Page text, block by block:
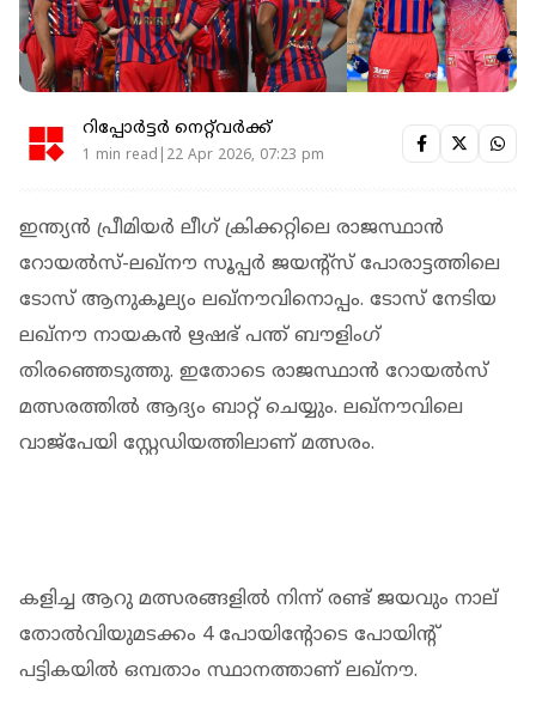
റിപ്പോർട്ടർ നെറ്റ്‌വര്‍ക്ക്‌
1 min read|22 Apr 2026, 07:23 pm
ഇന്ത്യന്‍ പ്രീമിയര്‍ ലീഗ് ക്രിക്കറ്റിലെ രാജസ്ഥാന്‍
റോയല്‍സ്-ലഖ്‌നൗ സൂപ്പര്‍ ജയന്റ്‌സ് പോരാട്ടത്തിലെ
ടോസ് ആനുകൂല്യം ലഖ്‌നൗവിനൊപ്പം. ടോസ് നേടിയ
ലഖ്‌നൗ നായകന്‍ ഋഷഭ് പന്ത് ബൗളിംഗ്
തിരഞ്ഞെടുത്തു. ഇതോടെ രാജസ്ഥാന്‍ റോയല്‍സ്
മത്സരത്തില്‍ ആദ്യം ബാറ്റ് ചെയ്യും. ലഖ്‌നൗവിലെ
വാജ്‌പേയി സ്റ്റേഡിയത്തിലാണ് മത്സരം.
കളിച്ച ആറു മത്സരങ്ങളില്‍ നിന്ന് രണ്ട് ജയവും നാല്
തോല്‍വിയുമടക്കം 4 പോയിന്റോടെ പോയിന്റ്
പട്ടികയില്‍ ഒമ്പതാം സ്ഥാനത്താണ് ലഖ്‌നൗ.